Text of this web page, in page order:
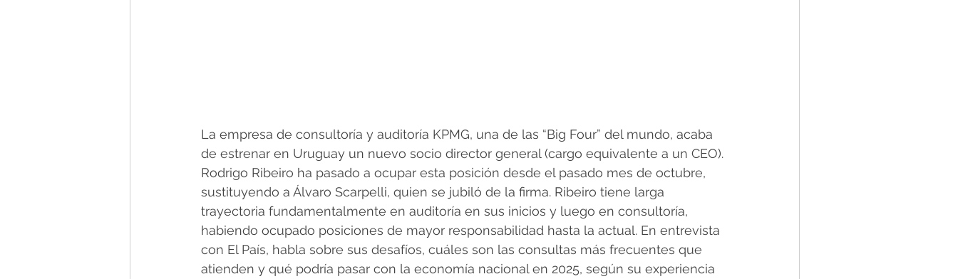
La empresa de consultoría y auditoría KPMG, una de las “Big Four” del mundo, acaba
de estrenar en Uruguay un nuevo socio director general (cargo equivalente a un CEO).
Rodrigo Ribeiro ha pasado a ocupar esta posición desde el pasado mes de octubre,
sustituyendo a Álvaro Scarpelli, quien se jubiló de la firma. Ribeiro tiene larga
trayectoria fundamentalmente en auditoría en sus inicios y luego en consultoría,
habiendo ocupado posiciones de mayor responsabilidad hasta la actual. En entrevista
con El País, habla sobre sus desafíos, cuáles son las consultas más frecuentes que
atienden y qué podría pasar con la economía nacional en 2025, según su experiencia